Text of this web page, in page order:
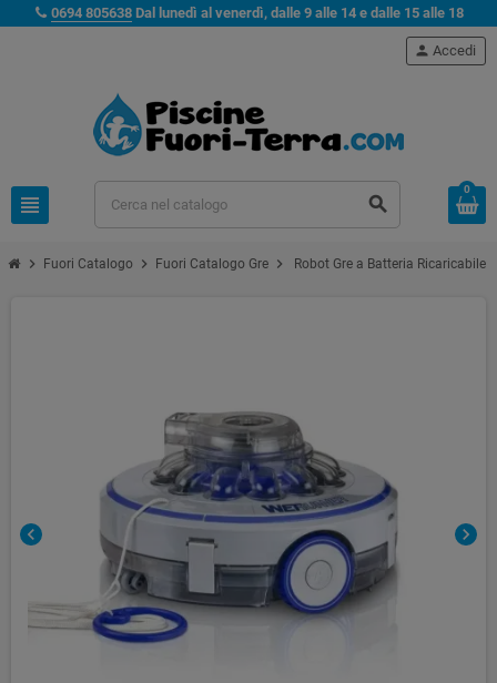
0694 805638 Dal lunedì al venerdì, dalle 9 alle 14 e dalle 15 alle 18
view_headline search
person Accedi
0
chevron_right Fuori Catalogo chevron_right Fuori Catalogo Gre chevron_right Robot Gre a Batteria Ricaricabile
chevron_left chevron_right